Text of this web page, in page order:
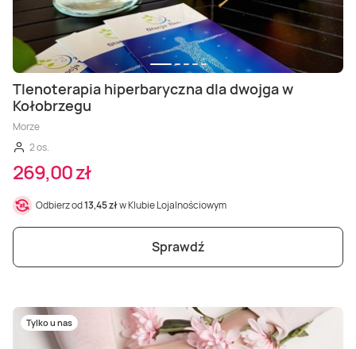
Tlenoterapia hiperbaryczna dla dwojga w
Kołobrzegu
Morze
2 os.
269,00 zł
Odbierz od13,45 złw Klubie Lojalnościowym
Sprawdź
Tylko u nas